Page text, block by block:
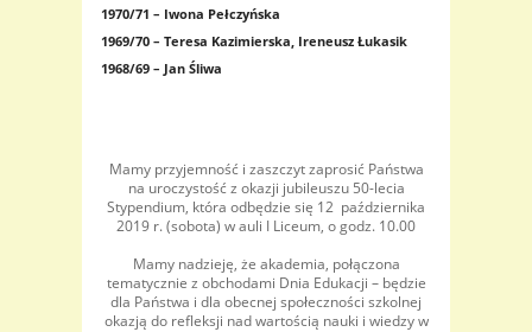
1970/71 – Iwona Pełczyńska
1969/70 – Teresa Kazimierska, Ireneusz Łukasik
1968/69 – Jan Śliwa
Mamy przyjemność i zaszczyt zaprosić Państwa
na uroczystość z okazji jubileuszu 50-lecia
Stypendium, która odbędzie się 12 października
2019 r. (sobota) w auli I Liceum, o godz. 10.00
Mamy nadzieję, że akademia, połączona
tematycznie z obchodami Dnia Edukacji – będzie
dla Państwa i dla obecnej społeczności szkolnej
okazją do refleksji nad wartością nauki i wiedzy w